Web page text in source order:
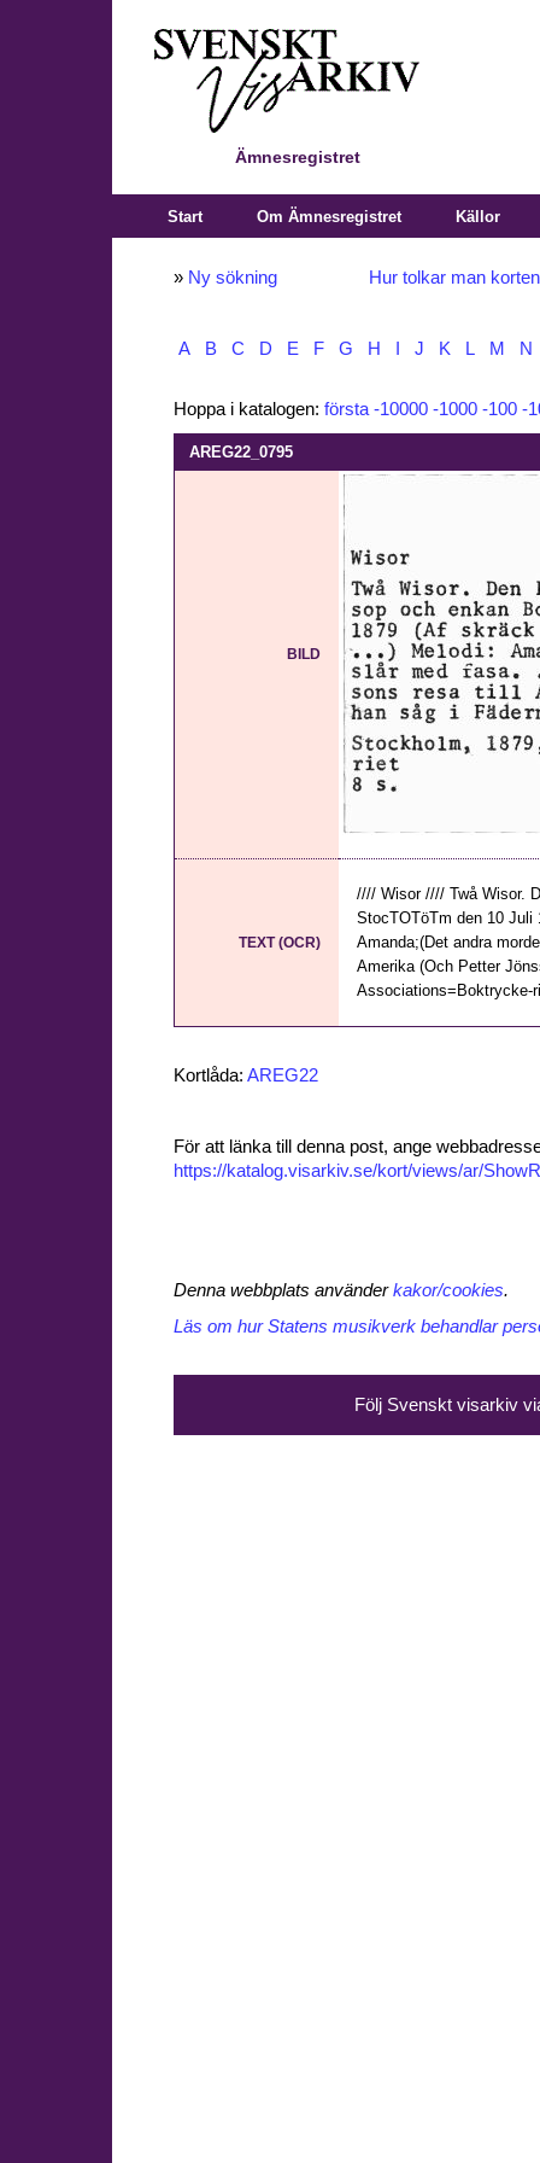
Ämnesregistret
Start Om Ämnesregistret Källor
» Ny sökning Hur tolkar man
A B C D E F G H J K L M N
Hoppa i katalogen: första -10000 -1000 -100 -
AREG22_0795
BILD
TEXT (OCR)
//// Wisor //// Twå Wisor.
StocTOTöTm den 10
Amanda;(Det andra
Amerika (Och Petter
Associations=Boktrycke-
Kortlåda: AREG22
För att länka till denna post, ange
https://katalog.visarkiv.se/kort/views/ar/
Denna webbplats använderkakor/cookies.
Läs om hur Statens musikverk behandlar
Följ Svenskt visarkiv